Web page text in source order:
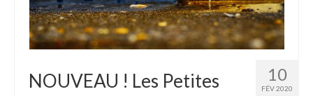
10
FÉV 2020
NOUVEAU ! Les Petites